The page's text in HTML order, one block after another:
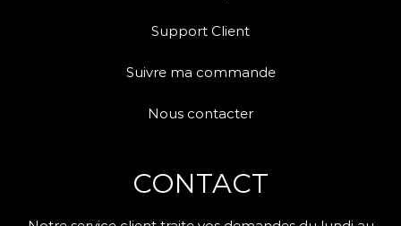
Support Client
Suivre ma commande
Nous contacter
CONTACT